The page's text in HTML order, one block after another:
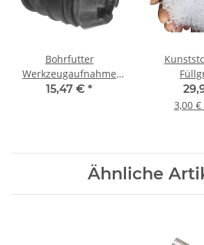
Bohrfutter
Werkzeugaufnahme
Ersatzteile für Hilti Typ
15,47 € *
10000g
3,00
Ähnliche